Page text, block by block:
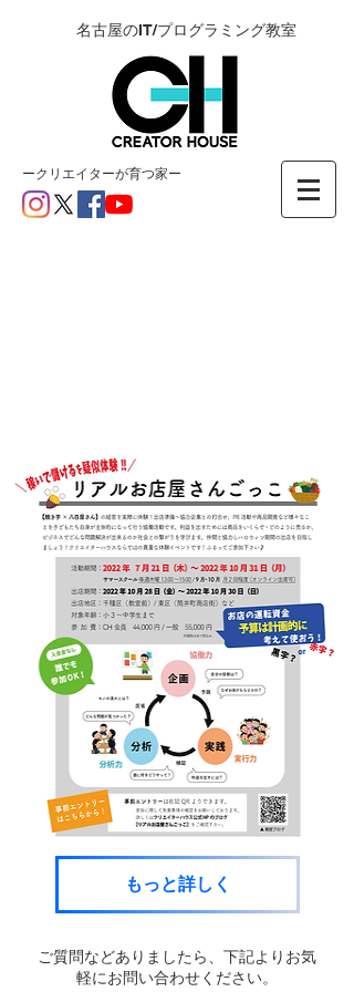
名古屋のIT/プログラミング教室
ー​クリエイターが育つ家ー
もっと詳しく
ご質問などありましたら、下記よりお気
軽にお問い合わせください。